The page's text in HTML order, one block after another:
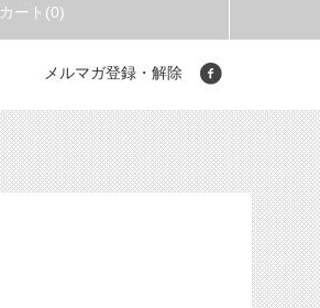
カート(0)
メルマガ登録・解除